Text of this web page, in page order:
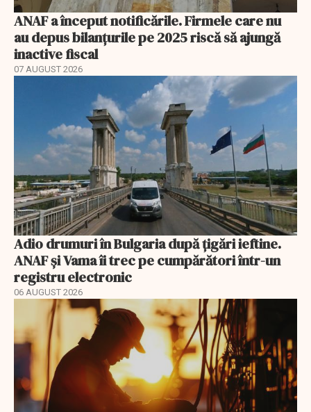
ANAF a început notificările. Firmele care nu
au depus bilanțurile pe 2025 riscă să ajungă
inactive fiscal
07 AUGUST 2026
Adio drumuri în Bulgaria după țigări ieftine.
ANAF și Vama îi trec pe cumpărători într-un
registru electronic
06 AUGUST 2026